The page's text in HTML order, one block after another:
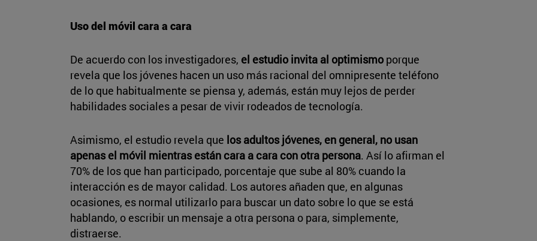
Uso del móvil cara a cara
De acuerdo con los investigadores, el estudio invita al optimismo porque
revela que los jóvenes hacen un uso más racional del omnipresente teléfono
de lo que habitualmente se piensa y, además, están muy lejos de perder
habilidades sociales a pesar de vivir rodeados de tecnología.
Asimismo, el estudio revela que los adultos jóvenes, en general, no usan
apenas el móvil mientras están cara a cara con otra persona. Así lo afirman el
70% de los que han participado, porcentaje que sube al 80% cuando la
interacción es de mayor calidad. Los autores añaden que, en algunas
ocasiones, es normal utilizarlo para buscar un dato sobre lo que se está
hablando, o escribir un mensaje a otra persona o para, simplemente,
distraerse.